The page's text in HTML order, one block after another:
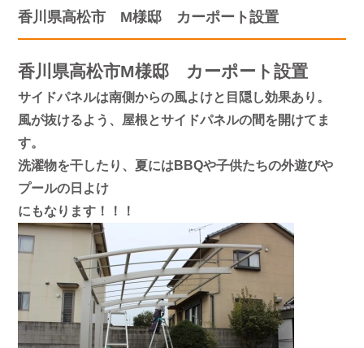
香川県高松市 M様邸 カーポート設置
香川県高松市M様邸 カーポート設置
サイドパネルは南側からの風よけと目隠し効果あり。
風が抜けるよう、屋根とサイドパネルの間を開けてま
す。
洗濯物を干したり、夏にはBBQや子供たちの外遊びや
プールの日よけ
にもなります！！！